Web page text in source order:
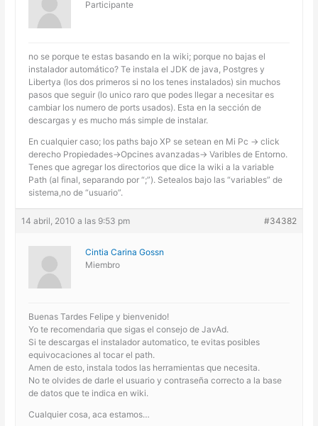
Participante
no se porque te estas basando en la wiki; porque no bajas el
instalador automático? Te instala el JDK de java, Postgres y
Libertya (los dos primeros si no los tenes instalados) sin muchos
pasos que seguir (lo unico raro que podes llegar a necesitar es
cambiar los numero de ports usados). Esta en la sección de
descargas y es mucho más simple de instalar.
En cualquier caso; los paths bajo XP se setean en Mi Pc -> click
derecho Propiedades->Opcines avanzadas-> Varibles de Entorno.
Tenes que agregar los directorios que dice la wiki a la variable
Path (al final, separando por “;”). Setealos bajo las “variables” de
sistema,no de “usuario”.
14 abril, 2010 a las 9:53 pm #34382
Cintia Carina Gossn
Miembro
Buenas Tardes Felipe y bienvenido!
Yo te recomendaria que sigas el consejo de JavAd.
Si te descargas el instalador automatico, te evitas posibles
equivocaciones al tocar el path.
Amen de esto, instala todos las herramientas que necesita.
No te olvides de darle el usuario y contraseña correcto a la base
de datos que te indica en wiki.
Cualquier cosa, aca estamos…